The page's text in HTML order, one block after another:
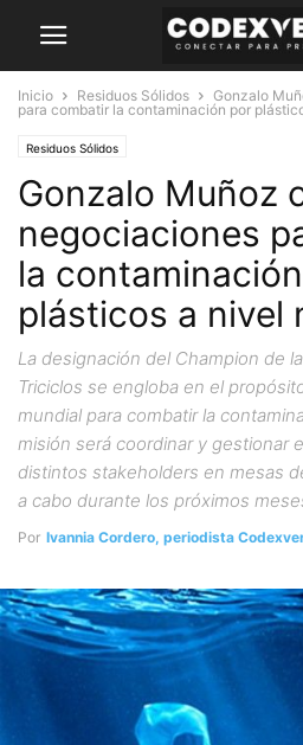
Inicio Residuos Sólidos
Gonzalo
para combatir la contaminación por
Residuos Sólidos
Gonzalo Muñoz
negociaciones
la
plásticos a nivel
La designación del Champion de
Triciclos se engloba en el
mundial para combatir la
misión será coordinar y gestionar
distintos stakeholders en mesas
a cabo durante los próximos
Por Ivannia Cordero, periodista